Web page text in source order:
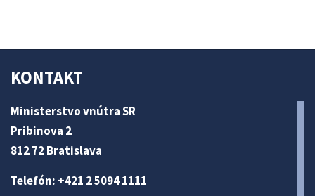
KONTAKT
Ministerstvo vnútra SR
Pribinova 2
812 72 Bratislava
Telefón: +421 2 5094 1111